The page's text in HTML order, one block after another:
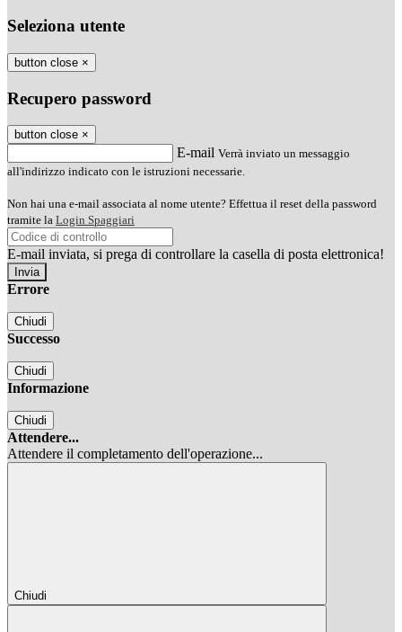
Seleziona utente
button close ×
Recupero password
button close ×
E-mail Verrà inviato un messaggio
all'indirizzo indicato con le istruzioni necessarie.
Non hai una e-mail associata al nome utente? Effettua il reset della password
tramite la Login Spaggiari
E-mail inviata, si prega di controllare la casella di posta elettronica!
Errore
Chiudi
Successo
Chiudi
Informazione
Chiudi
Attendere...
Attendere il completamento dell'operazione...
Chiudi